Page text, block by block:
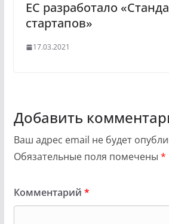
ЕС разработало
стартапов»
17.03.2021
Добавить
Ваш адрес email не будет
Обязательные поля помечены *
Комментарий *